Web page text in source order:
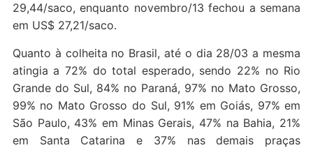
29,44/saco, enquanto novembro/13 fechou a semana
em US$ 27,21/saco.
Quanto à colheita no Brasil, até o dia 28/03 a mesma
atingia a 72% do total esperado, sendo 22% no Rio
Grande do Sul, 84% no Paraná, 97% no Mato Grosso,
99% no Mato Grosso do Sul, 91% em Goiás, 97% em
São Paulo, 43% em Minas Gerais, 47% na Bahia, 21%
em Santa Catarina e 37% nas demais praças